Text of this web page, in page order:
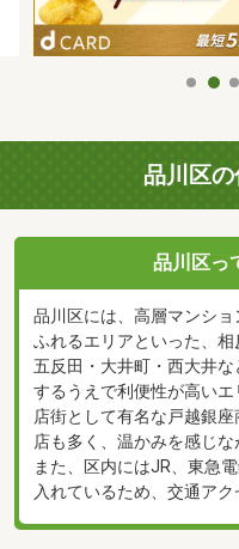
品川区
品川区っ
品川区には、高層マンシ
ふれるエリアといった、相
五反田・大井町・西大井
するうえで利便性が高い
店街として有名な戸越銀
店も多く、温かみを感じな
また、区内にはJR、東急
入れているため、交通アク